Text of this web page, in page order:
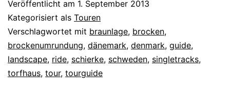
Veröffentlicht am 1. September 2013
Kategorisiert als Touren
Verschlagwortet mit braunlage, brocken,
brockenumrundung, dänemark, denmark, guide,
landscape, ride, schierke, schweden, singletracks,
torfhaus, tour, tourguide